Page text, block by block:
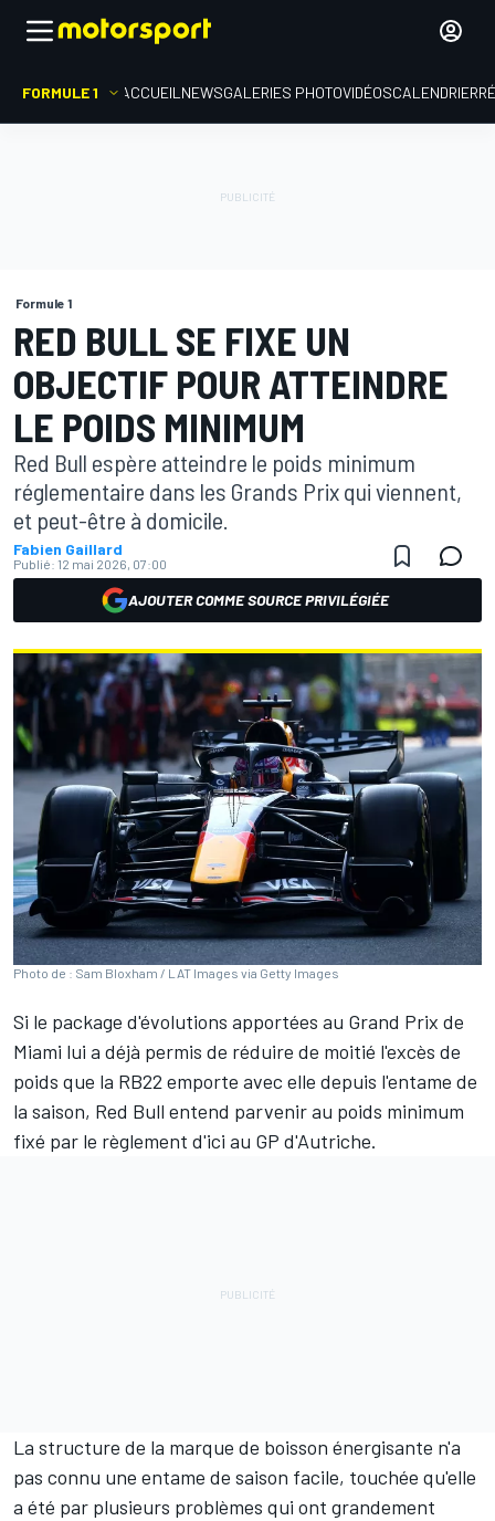
FORMULE 1 ACCUEIL NEWSGALERIES PHOTOVIDÉOSCALENDRIER
Formule 1
RED BULL SE FIXE UN
OBJECTIF POUR ATTEINDRE
LE POIDS MINIMUM
Red Bull espère atteindre le poids minimum
réglementaire dans les Grands Prix qui viennent,
et peut-être à domicile.
Fabien Gaillard
Publié: 12 mai 2026, 07:00
AJOUTER COMME SOURCE PRIVILÉGIÉE
Photo de : Sam Bloxham / LAT Images via Getty Images
Si le package d'évolutions apportées au Grand Prix de
Miami lui a déjà permis de réduire de moitié l'excès de
poids que la RB22 emporte avec elle depuis l'entame de
la saison, Red Bull entend parvenir au poids minimum
fixé par le règlement d'ici au GP d'Autriche.
La structure de la marque de boisson énergisante n'a
pas connu une entame de saison facile, touchée qu'elle
a été par plusieurs problèmes qui ont grandement